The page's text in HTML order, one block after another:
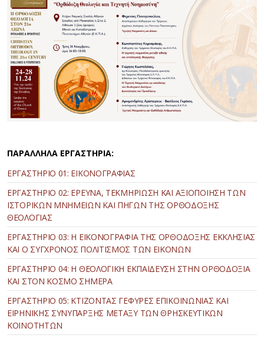
ΠΑΡΑΛΛΗΛΑ ΕΡΓΑΣΤΗΡΙΑ:
ΕΡΓΑΣΤΗΡΙΟ 01: ΕΙΚΟΝΟΓΡΑΦΙΑΣ
ΕΡΓΑΣΤΗΡΙΟ 02: ΕΡΕΥΝΑ, ΤΕΚΜΗΡΙΩΣΗ ΚΑΙ ΑΞΙΟΠΟΙΗΣΗ ΤΩΝ
ΙΣΤΟΡΙΚΩΝ ΜΝΗΜΕΙΩΝ ΚΑΙ ΠΗΓΩΝ ΤΗΣ ΟΡΘΟΔΟΞΗΣ
ΘΕΟΛΟΓΙΑΣ
ΕΡΓΑΣΤΗΡΙΟ 03: Η ΕΙΚΟΝΟΓΡΑΦΙΑ ΤΗΣ ΟΡΘΟΔΟΞΗΣ ΕΚΚΛΗΣΙΑΣ
ΚΑΙ Ο ΣΥΓΧΡΟΝΟΣ ΠΟΛΙΤΙΣΜΟΣ ΤΩΝ ΕΙΚΟΝΩΝ
ΕΡΓΑΣΤΗΡΙΟ 04: Η ΘΕΟΛΟΓΙΚΗ ΕΚΠΑΙΔΕΥΣΗ ΣΤΗΝ ΟΡΘΟΔΟΞΙΑ
ΚΑΙ ΣΤΟΝ ΚΟΣΜΟ ΣΗΜΕΡΑ
ΕΡΓΑΣΤΗΡΙΟ 05: ΚΤΙΖΟΝΤΑΣ ΓΕΦΥΡΕΣ ΕΠΙΚΟΙΝΩΝΙΑΣ ΚΑΙ
ΕΙΡΗΝΙΚΗΣ ΣΥΝΥΠΑΡΞΗΣ ΜΕΤΑΞΥ ΤΩΝ ΘΡΗΣΚΕΥΤΙΚΩΝ
ΚΟΙΝΟΤΗΤΩΝ